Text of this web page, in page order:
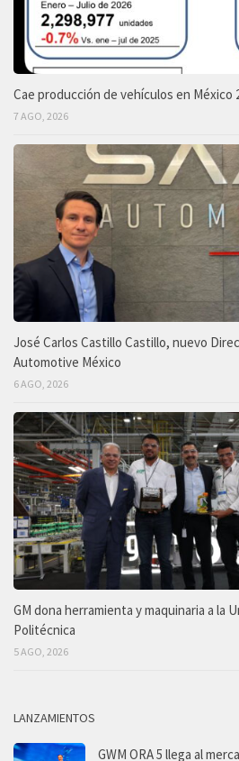
Cae producción de vehículos en México
7 AGO, 2026
José Carlos Castillo Castillo, nuevo
Automotive México
6 AGO, 2026
GM dona herramienta y maquinaria a la
Politécnica
5 AGO, 2026
LANZAMIENTOS
GWM ORA 5 llega al